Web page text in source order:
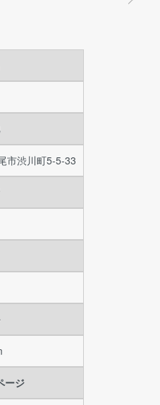
市渋川町5-5-33
ージ